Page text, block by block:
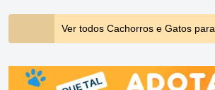
Ver todos Cachorros e Gatos para